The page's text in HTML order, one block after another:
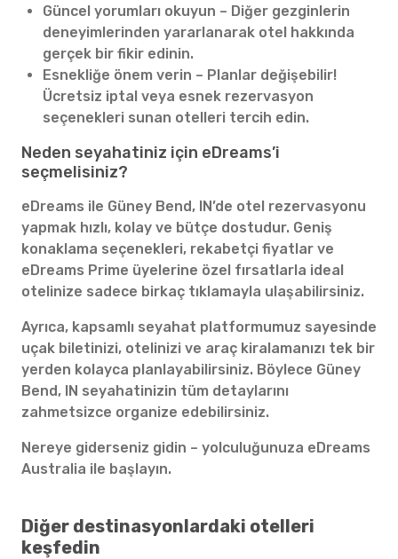
Güncel yorumları okuyun – Diğer gezginlerin
deneyimlerinden yararlanarak otel hakkında
gerçek bir fikir edinin.
Esnekliğe önem verin – Planlar değişebilir!
Ücretsiz iptal veya esnek rezervasyon
seçenekleri sunan otelleri tercih edin.
Neden seyahatiniz için eDreams’i
seçmelisiniz?
eDreams ile Güney Bend, IN’de otel rezervasyonu
yapmak hızlı, kolay ve bütçe dostudur. Geniş
konaklama seçenekleri, rekabetçi fiyatlar ve
eDreams Prime üyelerine özel fırsatlarla ideal
otelinize sadece birkaç tıklamayla ulaşabilirsiniz.
Ayrıca, kapsamlı seyahat platformumuz sayesinde
uçak biletinizi, otelinizi ve araç kiralamanızı tek bir
yerden kolayca planlayabilirsiniz. Böylece Güney
Bend, IN seyahatinizin tüm detaylarını
zahmetsizce organize edebilirsiniz.
Nereye giderseniz gidin – yolculuğunuza eDreams
Australia ile başlayın.
Diğer destinasyonlardaki otelleri
keşfedin